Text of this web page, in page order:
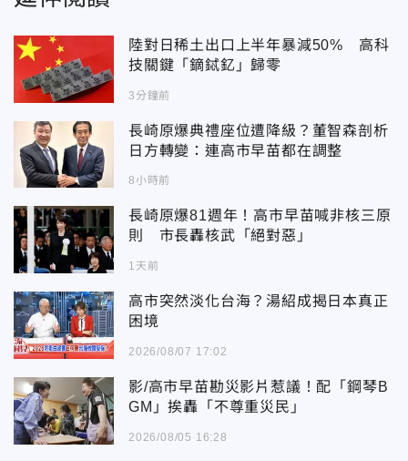
陸對日稀土出口上半年暴減50% 高科
技關鍵「鏑鋱釔」歸零
3分鐘前
長崎原爆典禮座位遭降級？董智森剖析
日方轉變：連高市早苗都在調整
8小時前
長崎原爆81週年！高市早苗喊非核三原
則 市長轟核武「絕對惡」
1天前
高市突然淡化台海？湯紹成揭日本真正
困境
2026/08/07 17:02
影/高市早苗勘災影片惹議！配「鋼琴B
GM」挨轟「不尊重災民」
2026/08/05 16:28